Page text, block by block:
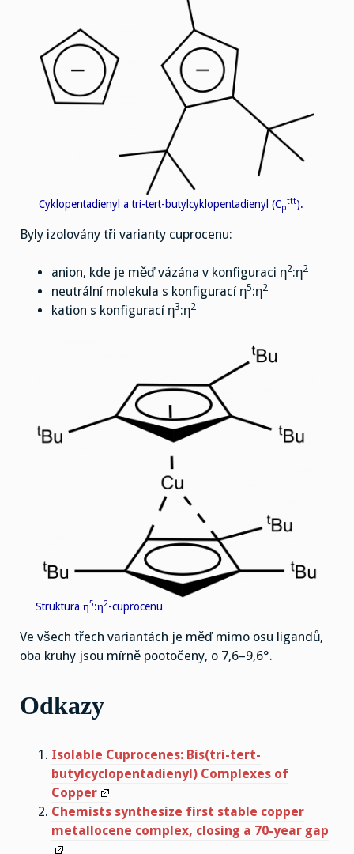
Cyklopentadienyl a tri-tert-butylcyklopentadienyl (Cp
ttt).
Byly izolovány tři varianty cuprocenu:
anion, kde je měď vázána v konfiguraci η2:η2
neutrální molekula s konfigurací η5:η2
kation s konfigurací η3:η2
Struktura η5:η2-cuprocenu
Ve všech třech variantách je měď mimo osu ligandů,
oba kruhy jsou mírně pootočeny, o 7,6–9,6°.
Odkazy
Isolable Cuprocenes: Bis(tri-tert-
butylcyclopentadienyl) Complexes of
Copper
Chemists synthesize first stable copper
metallocene complex, closing a 70-year gap